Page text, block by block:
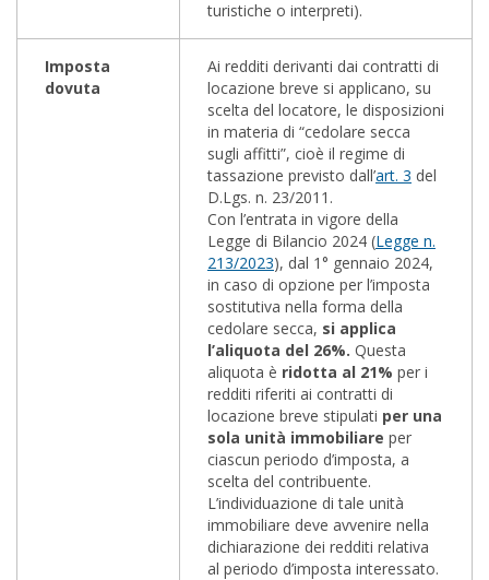
turistiche o interpreti).
Imposta
dovuta
Ai redditi derivanti dai contratti di
locazione breve si applicano, su
scelta del locatore, le disposizioni
in materia di “cedolare secca
sugli affitti”, cioè il regime di
tassazione previsto dall’art. 3 del
D.Lgs. n. 23/2011.
Con l’entrata in vigore della
Legge di Bilancio 2024 (Legge n.
213/2023), dal 1° gennaio 2024,
in caso di opzione per l’imposta
sostitutiva nella forma della
cedolare secca, si applica
l’aliquota del 26%. Questa
aliquota è ridotta al 21% per i
redditi riferiti ai contratti di
locazione breve stipulati per una
sola unità immobiliare per
ciascun periodo d’imposta, a
scelta del contribuente.
L’individuazione di tale unità
immobiliare deve avvenire nella
dichiarazione dei redditi relativa
al periodo d’imposta interessato.